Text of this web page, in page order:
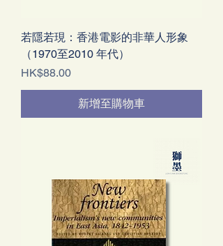
若隱若現：香港電影的非華人形象
（1970至2010 年代）
價格
HK$88.00
新增至購物車